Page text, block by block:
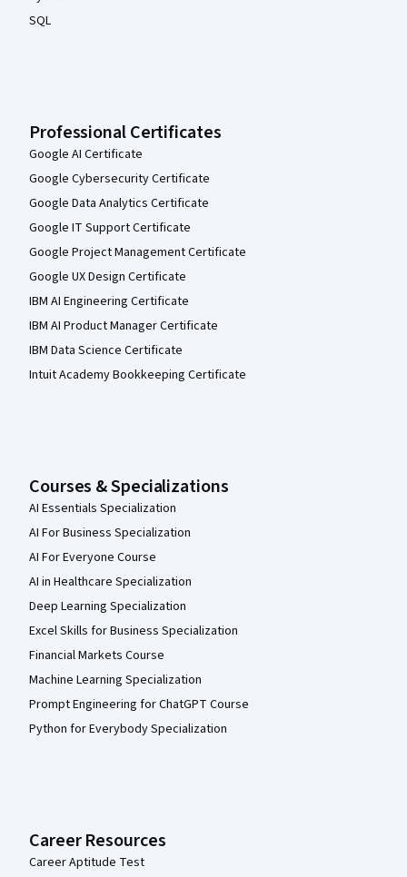
SQL
Professional Certificates
Google AI Certificate
Google Cybersecurity Certificate
Google Data Analytics Certificate
Google IT Support Certificate
Google Project Management Certificate
Google UX Design Certificate
IBM AI Engineering Certificate
IBM AI Product Manager Certificate
IBM Data Science Certificate
Intuit Academy Bookkeeping Certificate
Courses & Specializations
AI Essentials Specialization
AI For Business Specialization
AI For Everyone Course
AI in Healthcare Specialization
Deep Learning Specialization
Excel Skills for Business Specialization
Financial Markets Course
Machine Learning Specialization
Prompt Engineering for ChatGPT Course
Python for Everybody Specialization
Career Resources
Career Aptitude Test